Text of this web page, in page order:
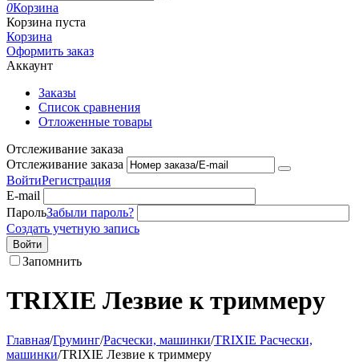
0Корзина
Корзина пуста
Корзина
Оформить заказ
Аккаунт
Заказы
Список сравнения
Отложенные товары
Отслеживание заказа
Отслеживание заказа
ВойтиРегистрация
E-mail
ПарольЗабыли пароль?
Создать учетную запись
Войти
Запомнить
TRIXIE Лезвие к триммеру
Главная/Груминг/Расчески, машинки/TRIXIE Расчески,
машинки/TRIXIE Лезвие к триммеру